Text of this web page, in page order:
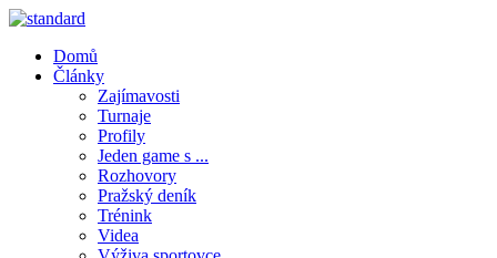
Domů
Články
Zajímavosti
Turnaje
Profily
Jeden game s ...
Rozhovory
Pražský deník
Trénink
Videa